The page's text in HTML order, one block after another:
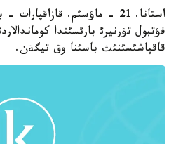
استانا. 21 - ماؤسئم.
فؤتبول تؤرنيرئ بارئسئندا
قاقپاشئسئنئث باسئنا وق تيگةن.